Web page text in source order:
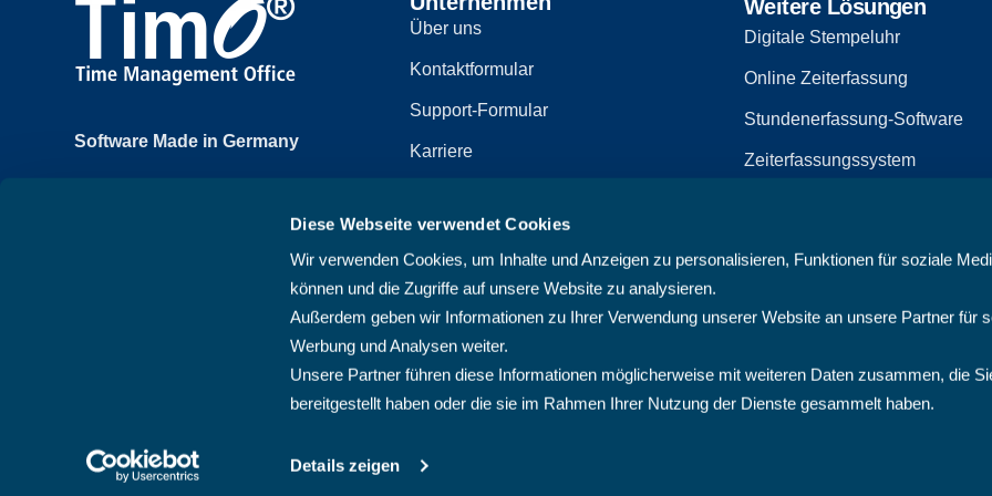
Diese Webseite verwendet Cookies
Wir verwenden Cookies, um Inhalte und Anzeigen zu personalisieren, Funktionen für soziale
können und die Zugriffe auf unsere Website zu analysieren.
Außerdem geben wir Informationen zu Ihrer Verwendung unserer Website an unsere Partner für
Werbung und Analysen weiter.
Unsere Partner führen diese Informationen möglicherweise mit weiteren Daten zusammen, die
bereitgestellt haben oder die sie im Rahmen Ihrer Nutzung der Dienste gesammelt haben.
Details zeigen
Software Made in Germany
61250 Usingen, Deutschland
+49 6081 58600
Über uns
Kontaktformular
Support-Formular
Karriere
Datenschutzerklärung
Sitemap
AGB
Weitere Lösungen
Digitale Stempeluhr
Online Zeiterfassung
Stundenerfassung-Software
Zeiterfassungssystem
PMO-Software
Cloud Projektmanagement-
Projektplanungssoftware